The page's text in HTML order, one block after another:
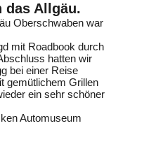
das Allgäu.
Oberschwaben war
mit Roadbook durch
hatten wir
bei einer Reise
gemütlichem Grillen
ein sehr schöner
Automuseum